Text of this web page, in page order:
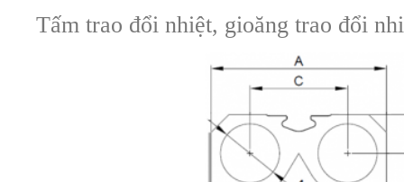
Tấm trao đổi nhiệt, gioăng trao đổi